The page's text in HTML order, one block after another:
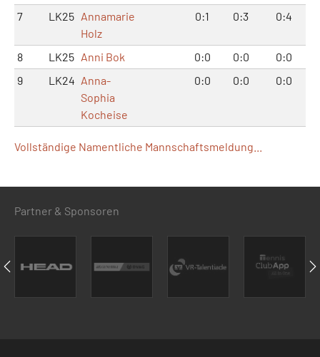
7 LK25 Annamarie
Holz
0:1 0:3 0:4
8 LK25 Anni Bok 0:0 0:0
0:0
9
LK24 Anna-
Sophia
Kocheise
0:0 0:0 0:0
Vollständige Namentliche Mannschaftsmeldung...
Partner & Sponsoren